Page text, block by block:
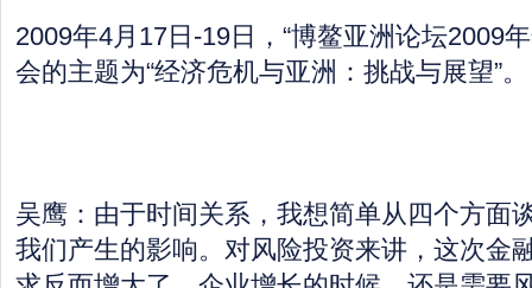
2009年4月17日-19日，“博鳌亚洲论坛2009
会的主题为“经济危机与亚洲：挑战与展望”。
吴鹰：由于时间关系，我想简单从四个方面
我们产生的影响。对风险投资来讲，这次金